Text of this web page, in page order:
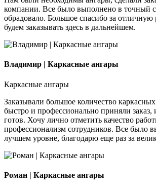
компании. Все было выполнено в точный
обрадовало. Большое спасибо за отличную
будем заказывать здесь в дальнейшем.
Владимир | Каркасные ангары
Каркасные ангары
Заказывали большое количество
быстро и профессионально приняли
готов. Хочу лично отметить качество
профессионализм сотрудников. Все было
лучшем уровне, благодарю еще раз за
Роман | Каркасные ангары